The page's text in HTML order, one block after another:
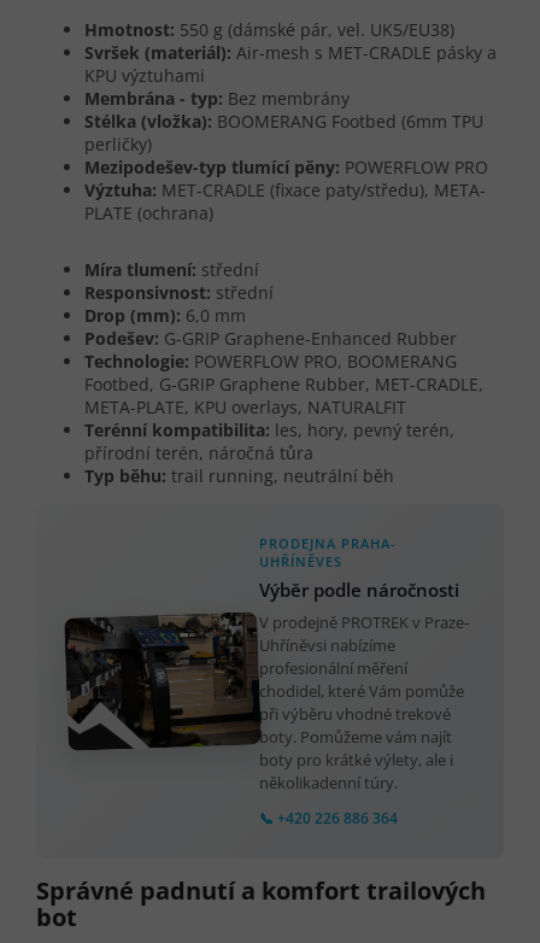
Hmotnost: 550 g (dámské pár, vel. UK5/EU38)
Svršek (materiál): Air-mesh s MET-CRADLE pásky a
KPU výztuhami
Membrána - typ: Bez membrány
Stélka (vložka): BOOMERANG Footbed (6mm TPU
perličky)
Mezipodešev-typ tlumící pěny: POWERFLOW PRO
Výztuha: MET-CRADLE (fixace paty/středu), META-
PLATE (ochrana)
Míra tlumení: střední
Responsivnost: střední
Drop (mm): 6,0 mm
Podešev: G-GRIP Graphene-Enhanced Rubber
Technologie: POWERFLOW PRO, BOOMERANG
Footbed, G-GRIP Graphene Rubber, MET-CRADLE,
META-PLATE, KPU overlays, NATURALFIT
Terénní kompatibilita: les, hory, pevný terén,
přírodní terén, náročná tůra
Typ běhu: trail running, neutrální běh
PRODEJNA PRAHA-
UHŘÍNĚVES
Výběr podle náročnosti
V prodejně PROTREK v Praze-
Uhříněvsi nabízíme
profesionální měření
chodidel, které Vám pomůže
při výběru vhodné trekové
boty. Pomůžeme vám najít
boty pro krátké výlety, ale i
několikadenní túry.
📞 +420 226 886 364
Správné padnutí a komfort trailových
bot